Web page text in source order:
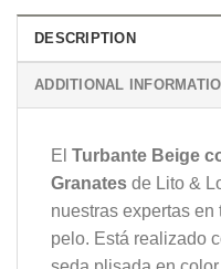
DESCRIPTION
ADDITIONAL
El Turbante Beige
Granates de Lito &
nuestras expertas en
pelo. Está realizado